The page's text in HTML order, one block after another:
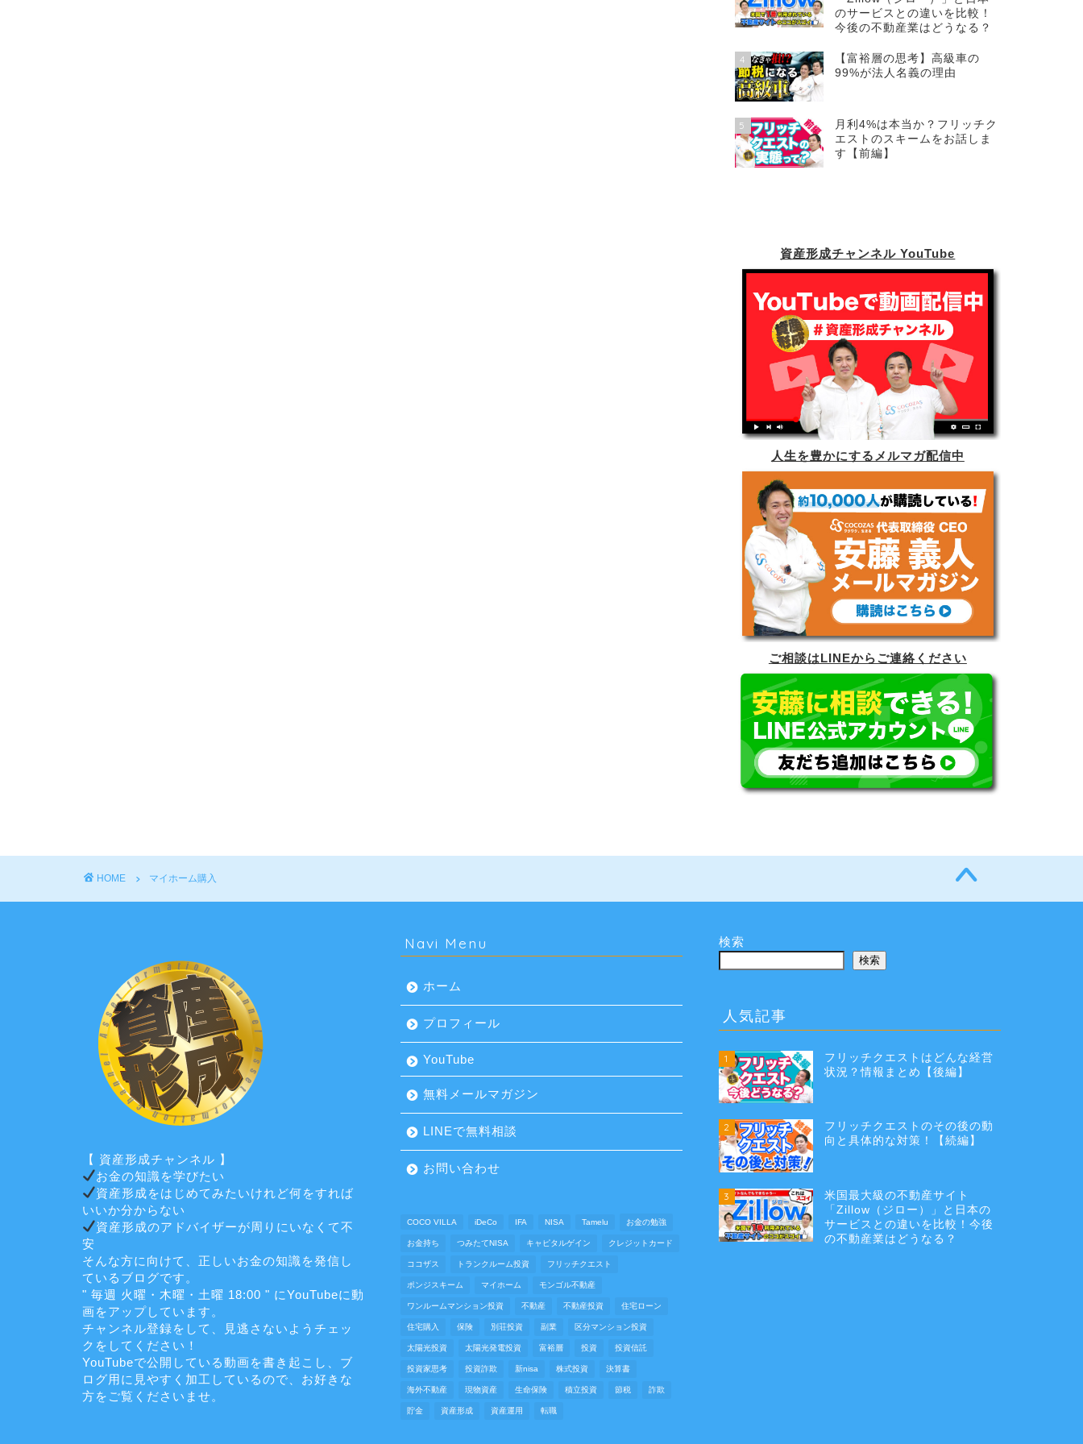
のサービスとの違いを比較！
今後の不動産業はどうなる？
4
【富裕層の思考】高級車の
99%が法人名義の理由
5
月利4%は本当か？フリッチク
エストのスキームをお話しま
す【前編】
資産形成チャンネル YouTube
人生を豊かにするメルマガ配信中
ご相談はLINEからご連絡ください
HOME マイホーム購入
【 資産形成チャンネル 】
お金の知識を学びたい
資産形成をはじめてみたいけれど何をすれば
いいか分からない
資産形成のアドバイザーが周りにいなくて不
安
そんな方に向けて、正しいお金の知識を発信し
ているブログです。
" 毎週 火曜・木曜・土曜 18:00 " にYouTubeに動
画をアップしています。
チャンネル登録をして、見逃さないようチェッ
クをしてください！
YouTubeで公開している動画を書き起こし、ブ
ログ用に見やすく加工しているので、お好きな
方をご覧くださいませ。
Navi Menu
ホーム
プロフィール
YouTube
無料メールマガジン
LINEで無料相談
お問い合わせ
COCO VILLA iDeCo IFA NISA Tamelu お金の勉強
お金持ち つみたてNISA キャピタルゲイン クレジットカード
ココザス トランクルーム投資 フリッチクエスト
ポンジスキーム マイホーム モンゴル不動産
ワンルームマンション投資 不動産 不動産投資 住宅ローン
住宅購入 保険 別荘投資 副業 区分マンション投資
太陽光投資 太陽光発電投資 富裕層 投資 投資信託
投資家思考 投資詐欺 新nisa 株式投資 決算書
海外不動産 現物資産 生命保険 積立投資 節税 詐欺
貯金 資産形成 資産運用 転職
検索
検索
人気記事
1
フリッチクエストはどんな経営
状況？情報まとめ【後編】
2
フリッチクエストのその後の動
向と具体的な対策！【続編】
3
米国最大級の不動産サイト
「Zillow（ジロー）」と日本の
サービスとの違いを比較！今後
の不動産業はどうなる？